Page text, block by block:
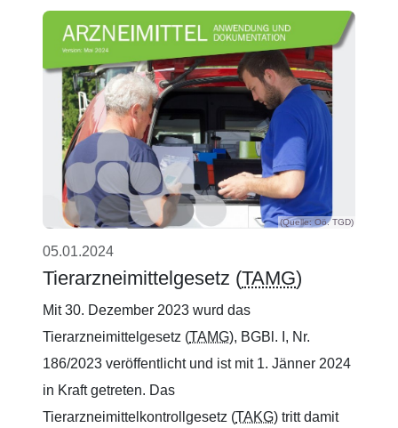
(Quelle: Oö. TGD)
05.01.2024
Tierarzneimittelgesetz (TAMG)
Mit 30. Dezember 2023 wurd das
Tierarzneimittelgesetz (TAMG), BGBl. I, Nr.
186/2023 veröffentlicht und ist mit 1. Jänner 2024
in Kraft getreten. Das
Tierarzneimittelkontrollgesetz (TAKG) tritt damit